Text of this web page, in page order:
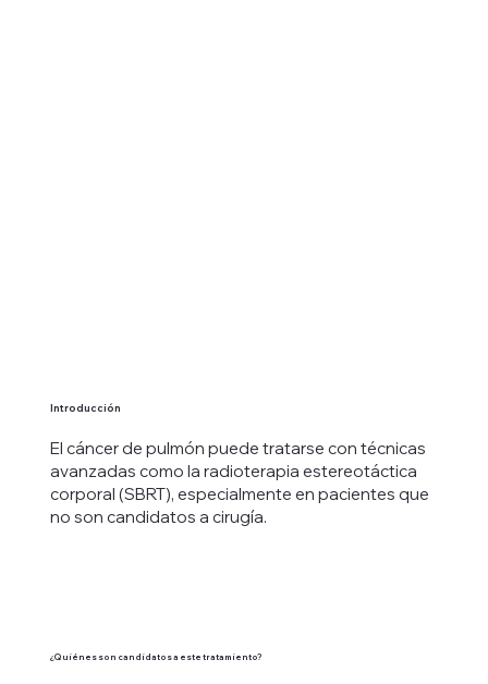
Introducción
El cáncer de pulmón puede tratarse con técnicas
avanzadas como la radioterapia estereotáctica
corporal (SBRT), especialmente en pacientes que
no son candidatos a cirugía.
¿Quiénes son candidatos a este tratamiento?